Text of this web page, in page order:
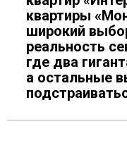
квартиры
широкий
реальность
где два
а остальные